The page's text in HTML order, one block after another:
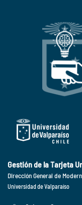
Gestión de la Tarjeta
Dirección General de
Universidad de Valparaíso